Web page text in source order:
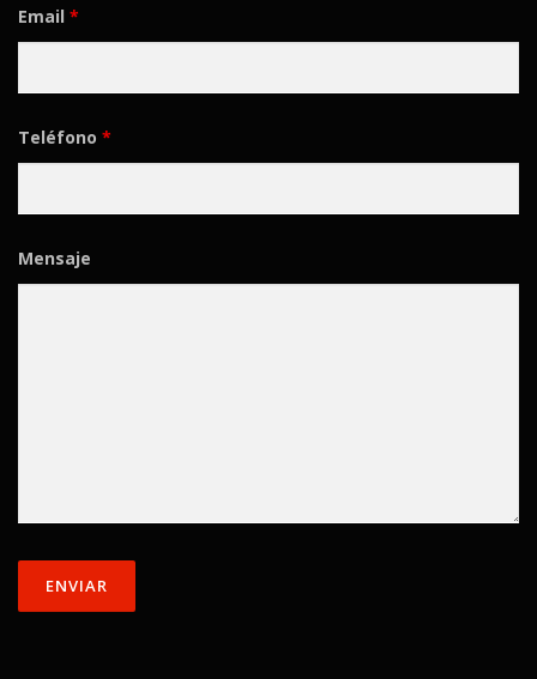
Email *
Teléfono *
Mensaje